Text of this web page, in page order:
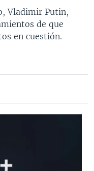
Vladimir Putin,
de que
en cuestión.